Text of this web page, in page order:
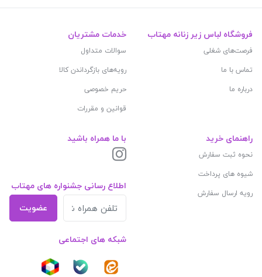
فروشگاه لباس زیر زنانه مهتاب
فرصت‌های شغلی
تماس با ما
درباره ما
خدمات مشتریان
سوالات متداول
رویه‌های بازگرداندن کالا
حریم خصوصی
قوانین و مقررات
راهنمای خرید
نحوه ثبت سفارش
شیوه های پرداخت
رویه ارسال سفارش
با ما همراه باشید
اطلاع رسانی جشنواره های مهتاب
عضویت
شبکه های اجتماعی